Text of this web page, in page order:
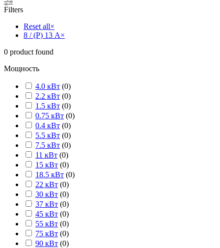
Filters
Reset all×
8 / (P) 13 А×
0 product found
Мощность
4.0 кВт (0)
2.2 кВт (0)
1.5 кВт (0)
0.75 кВт (0)
0.4 кВт (0)
5.5 кВт (0)
7.5 кВт (0)
11 кВт (0)
15 кВт (0)
18.5 кВт (0)
22 кВт (0)
30 кВт (0)
37 кВт (0)
45 кВт (0)
55 кВт (0)
75 кВт (0)
90 кВт (0)